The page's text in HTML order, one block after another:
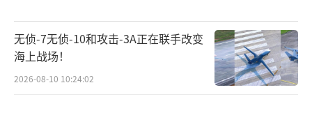
无侦-7无侦-10和攻击-3A正在联手改变
海上战场！
2026-08-10 10:24:02